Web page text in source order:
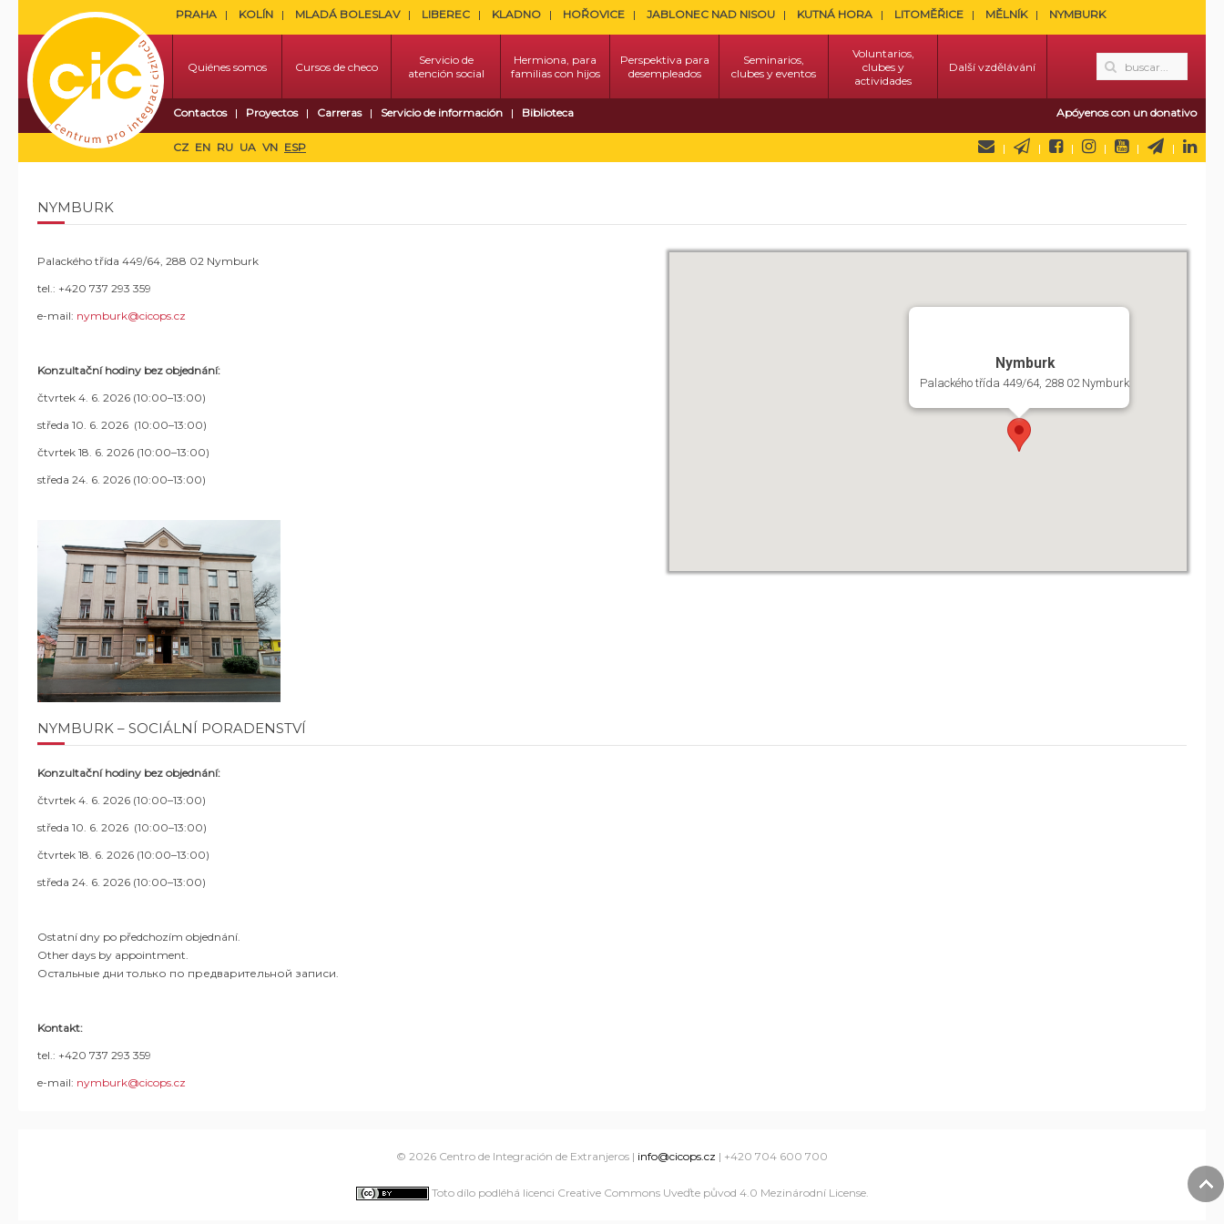
PRAHA KOLÍN MLADÁ BOLESLAV LIBEREC KLADNO HOŘOVICE JABLONEC NAD NISOU KUTNÁ HORA LITOMĚŘICE MĚLNÍK NYMBURK
Quiénes somos Cursos de checo
Servicio de
atención social
Hermiona, para
familias con hijos
Perspektiva para
desempleados
Seminarios,
clubes y eventos
Voluntarios,
clubes y
actividades
Další vzdělávání
Contactos Proyectos Carreras Servicio de información Biblioteca Apóyenos con un donativo
CZ EN RU UA VN ESP
NYMBURK
Nymburk
Palackého třída 449/64, 288 02 Nymburk
Palackého třída 449/64, 288 02 Nymburk
tel.: +420 737 293 359
e-mail: nymburk@cicops.cz
Konzultační hodiny bez objednání:
čtvrtek 4. 6. 2026 (10:00–13:00)
středa 10. 6. 2026 (10:00–13:00)
čtvrtek 18. 6. 2026 (10:00–13:00)
středa 24. 6. 2026 (10:00–13:00)
NYMBURK – SOCIÁLNÍ PORADENSTVÍ
Konzultační hodiny bez objednání:
čtvrtek 4. 6. 2026 (10:00–13:00)
středa 10. 6. 2026 (10:00–13:00)
čtvrtek 18. 6. 2026 (10:00–13:00)
středa 24. 6. 2026 (10:00–13:00)
Ostatní dny po předchozím objednání.
Other days by appointment.
Остальные дни только по предварительной записи.
Kontakt:
tel.: +420 737 293 359
e-mail: nymburk@cicops.cz
© 2026 Centro de Integración de Extranjeros | info@cicops.cz | +420 704 600 700
Toto dílo podléhá licenci Creative Commons Uveďte původ 4.0 Mezinárodní License.